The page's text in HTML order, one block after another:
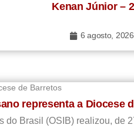
Kenan Júnior –
6 agosto, 2026
de Barretos
representa a Diocese
do Brasil (OSIB) realizou, de